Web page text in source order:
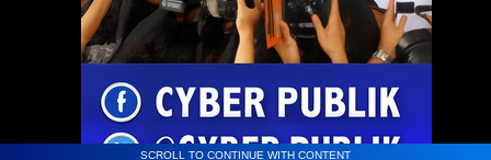
SCROLL TO CONTINUE WITH CONTENT